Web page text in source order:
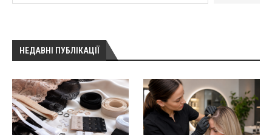
НЕДАВНІ ПУБЛІКАЦІЇ